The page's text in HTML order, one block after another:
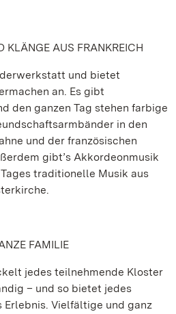
KLÄNGE AUS FRANKREICH
und bietet
an. Es gibt
den ganzen Tag stehen farbige
in den
und der französischen
gibt’s Akkordeonmusik
traditionelle Musik aus
FAMILIE
jedes teilnehmende Kloster
– und so bietet jedes
Erlebnis. Vielfältige und ganz